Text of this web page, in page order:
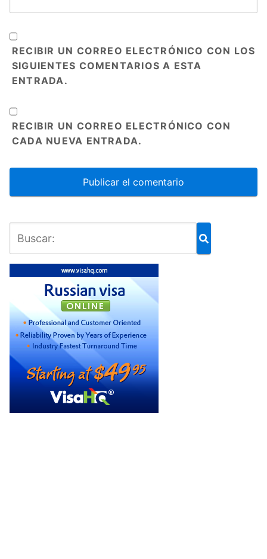
RECIBIR UN CORREO ELECTRÓNICO CON LOS
SIGUIENTES COMENTARIOS A ESTA
ENTRADA.
RECIBIR UN CORREO ELECTRÓNICO CON
CADA NUEVA ENTRADA.